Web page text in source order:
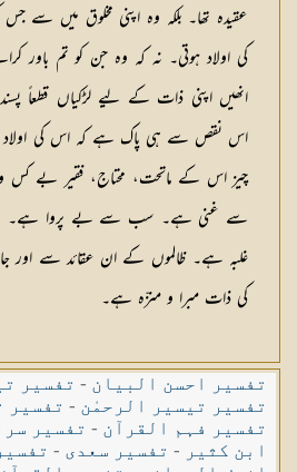
عقیدہ تھا۔ بلکہ وہ اپنی مخلوق میں سے جس
کی اولاد ہوتی۔ نہ کہ وہ جن کو تم باور
انھیں اپنی ذات کے لیے لڑکیاں قطعاً
اس نقص سے ہی پاک ہے کہ اس کی اولاد
چیز اس کے ماتحت، محتاج، فقیر بے
سے غنی ہے۔ سب سے بے پروا ہے۔
غلبہ ہے۔ ظالموں کے ان عقائد سے اور
کی ذات مبرا و منزّہ ہے۔
تفسیر احسن البیان - تفسیر
تفسیر تیسیر الرحمٰن - تفسیر
تفسیر فہم القرآن - تفسیر
ابن کثیر - تفسیر سعدی -